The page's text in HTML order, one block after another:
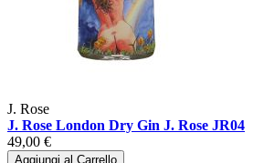
J. Rose
J. Rose London Dry Gin J. Rose JR04
49,00 €
Aggiungi al Carrello